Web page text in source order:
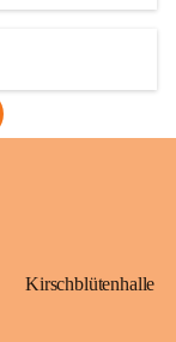
Kirschblütenhalle